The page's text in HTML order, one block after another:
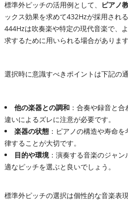
標準外ピッチの活用例として、 ピアノ
ックス効果を求めて432Hzが採用され
444Hzは吹奏楽や特定の現代音楽で、
求するために用いられる場合があります
選択時に意識すべきポイントは下記の通
他の楽器との調和：合奏や録音と合
違いによるズレに注意が必要です。
楽器の状態：ピアノの構造や寿命を
律することが大切です。
目的や環境：演奏する音楽のジャ
適なピッチを選ぶと良いでしょう。
標準外ピッチの選択は個性的な音楽表